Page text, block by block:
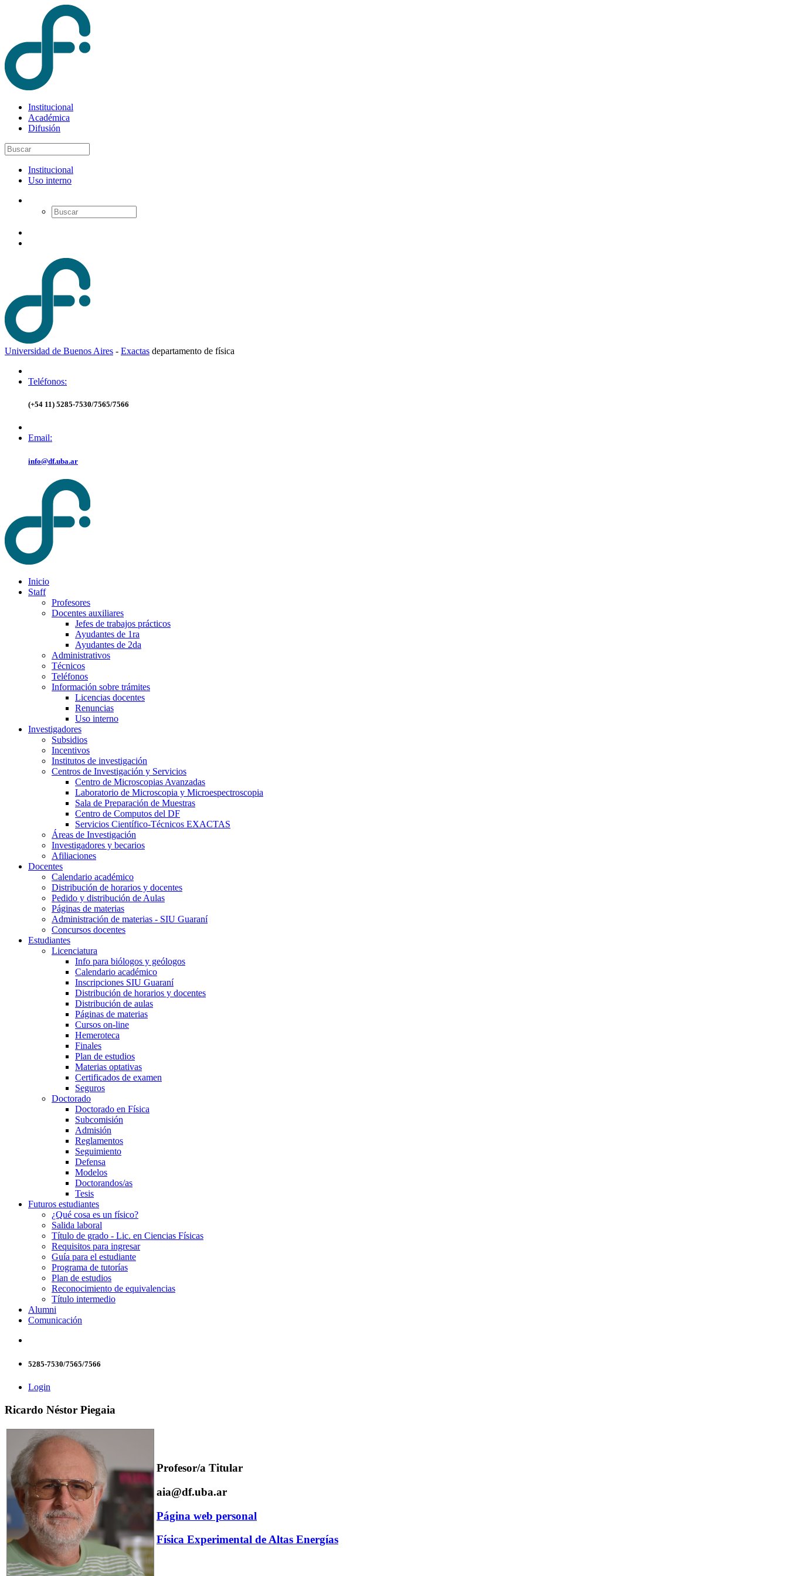
Institucional
Académica
Difusión
Institucional
Uso interno
Universidad de Buenos Aires - Exactas departamento de física
Teléfonos:
(+54 11) 5285-7530/7565/7566
Email:
info@df.uba.ar
Inicio
Staff
Profesores
Docentes auxiliares
Jefes de trabajos prácticos
Ayudantes de 1ra
Ayudantes de 2da
Administrativos
Técnicos
Teléfonos
Información sobre trámites
Licencias docentes
Renuncias
Uso interno
Investigadores
Subsidios
Incentivos
Institutos de investigación
Centros de Investigación y Servicios
Centro de Microscopias Avanzadas
Laboratorio de Microscopia y Microespectroscopia
Sala de Preparación de Muestras
Centro de Computos del DF
Servicios Científico-Técnicos EXACTAS
Áreas de Investigación
Investigadores y becarios
Afiliaciones
Docentes
Calendario académico
Distribución de horarios y docentes
Pedido y distribución de Aulas
Páginas de materias
Administración de materias - SIU Guaraní
Concursos docentes
Estudiantes
Licenciatura
Info para biólogos y geólogos
Calendario académico
Inscripciones SIU Guaraní
Distribución de horarios y docentes
Distribución de aulas
Páginas de materias
Cursos on-line
Hemeroteca
Finales
Plan de estudios
Materias optativas
Certificados de examen
Seguros
Doctorado
Doctorado en Física
Subcomisión
Admisión
Reglamentos
Seguimiento
Defensa
Modelos
Doctorandos/as
Tesis
Futuros estudiantes
¿Qué cosa es un físico?
Salida laboral
Título de grado - Lic. en Ciencias Físicas
Requisitos para ingresar
Guía para el estudiante
Programa de tutorías
Plan de estudios
Reconocimiento de equivalencias
Título intermedio
Alumni
Comunicación
5285-7530/7565/7566
Login
Ricardo Néstor Piegaia
Profesor/a Titular
aia@df.uba.ar
Página web personal
Física Experimental de Altas Energías